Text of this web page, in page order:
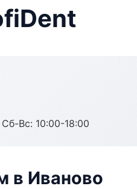
Вс: 10:00-18:00
в Иваново